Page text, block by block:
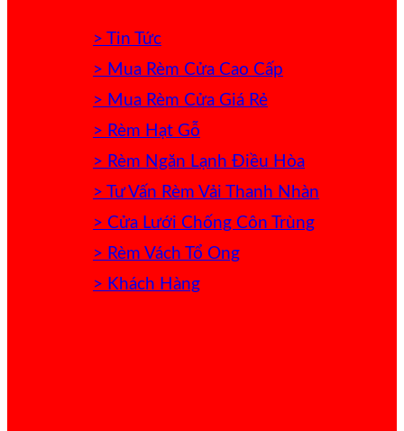
> Tin Tức
> Mua Rèm Cửa Cao Cấp
> Mua Rèm Cửa Giá Rẻ
> Rèm Hạt Gỗ
> Rèm Ngăn Lạnh Điều Hòa
> Tư Vấn Rèm Vải Thanh Nhàn
> Cửa Lưới Chống Côn Trùng
> Rèm Vách Tổ Ong
> Khách Hàng